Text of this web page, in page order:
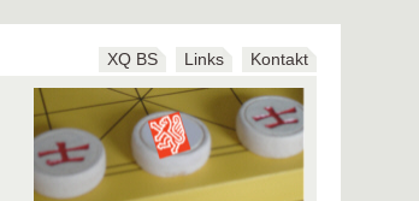
XQ BS Links Kontakt